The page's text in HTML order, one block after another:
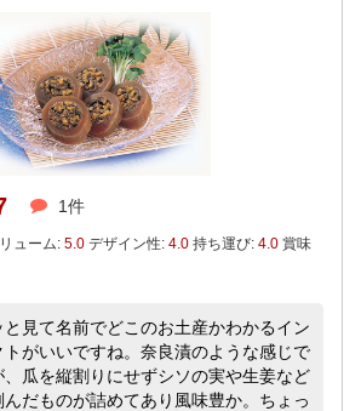
1件
ューム: 5.0 デザイン性: 4.0 持ち運び: 4.0 賞味
と見て名前でどこのお土産かわかるイン
トがいいですね。奈良漬のような感じで
、瓜を縦割りにせずシソの実や生姜など
んだものが詰めてあり風味豊か。ちょっ